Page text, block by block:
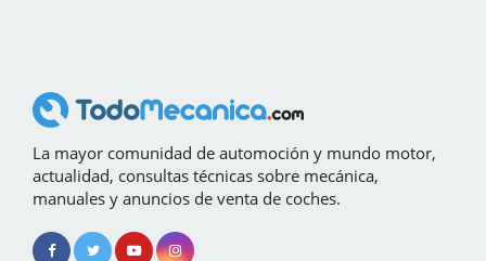
La mayor comunidad de automoción y mundo motor,
actualidad, consultas técnicas sobre mecánica,
manuales y anuncios de venta de coches.